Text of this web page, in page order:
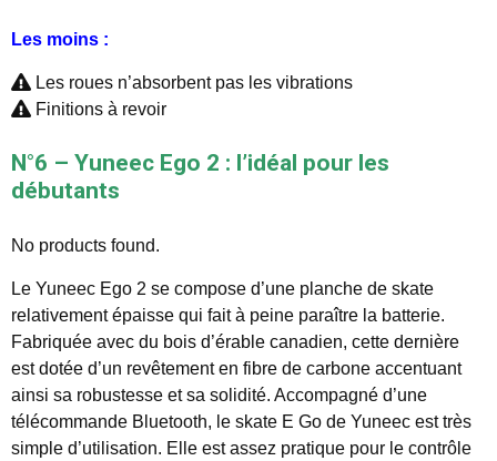
Les moins :
Les roues n’absorbent pas les vibrations
Finitions à revoir
N°6 – Yuneec Ego 2 : l’idéal pour les
débutants
No products found.
Le Yuneec Ego 2 se compose d’une planche de skate
relativement épaisse qui fait à peine paraître la batterie.
Fabriquée avec du bois d’érable canadien, cette dernière
est dotée d’un revêtement en fibre de carbone accentuant
ainsi sa robustesse et sa solidité. Accompagné d’une
télécommande Bluetooth, le skate E Go de Yuneec est très
simple d’utilisation. Elle est assez pratique pour le contrôle